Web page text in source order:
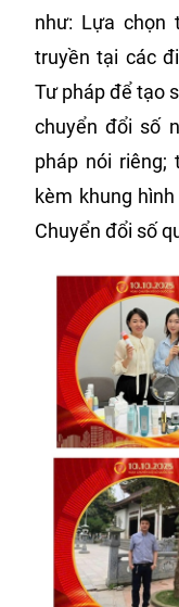
như: Lựa chọn
truyền tại các
Tư pháp để tạo
chuyển đổi số
pháp nói riêng;
kèm khung
Chuyển đổi số